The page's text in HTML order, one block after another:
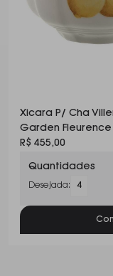
Xicara P/ Cha
Garden Fleurence
R$ 455,00
Quantidades
Desejada: 4